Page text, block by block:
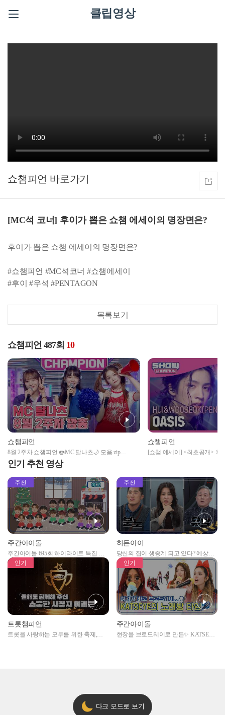
클립영상
쇼챔피언
[MC석 코너] 후이가 뽑은 쇼챔 에세이의 명장면은?
후이가 뽑은 쇼챔 에세이의 명장면은?
#쇼챔피언 #MC석코너 #쇼챔에세이
#후이 #우석 #PENTAGON
목록보기
쇼챔피언 487회 10
쇼챔피언
8월 2주차 쇼챔피언 🍩MC 달나츠🌙 모음.zip
(woo!ah! 나나, Billlie 문수아&츠키) | Show Champion |
EP.487
쇼챔피언
[쇼챔 에세이] <최초공개> 후
인기 추천 영상
추천
주간아이돌
주간아이돌 695회 하이라이트 특집 남
자아이돌편 예고
추천
히든아이
당신의 집이 생중계 되고 있다? 예상치
못한 곳에서 일어나는 불법촬영 범죄!
인기
트롯챔피언
트롯을 사랑하는 모두를 위한 축제,
인기
주간아이돌
현장을 브로드웨이로 만든✨ KATSEYE
다크 모드로 보기